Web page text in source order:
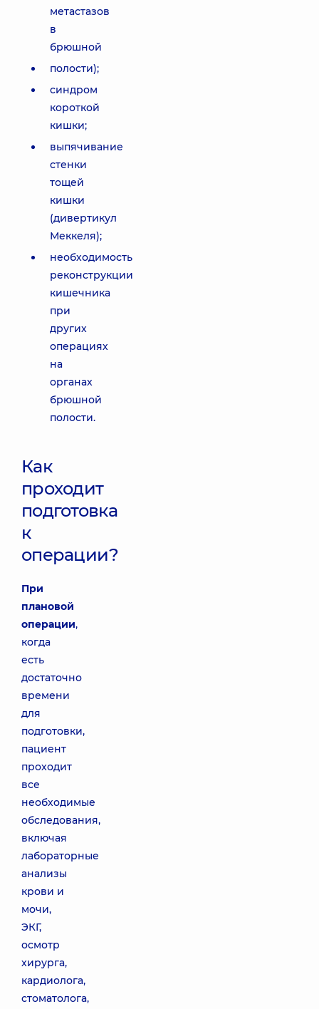
метастазов
в
брюшной
полости);
синдром
короткой
кишки;
выпячивание
стенки
тощей
кишки
(дивертикул
Меккеля);
необходимость
реконструкции
кишечника
при
других
операциях
на
органах
брюшной
полости.
Как
проходит
подготовка
к
операции?
При
плановой
операции,
когда
есть
достаточно
времени
для
подготовки,
пациент
проходит
все
необходимые
обследования,
включая
лабораторные
анализы
крови и
мочи,
ЭКГ,
осмотр
хирурга,
кардиолога,
стоматолога,